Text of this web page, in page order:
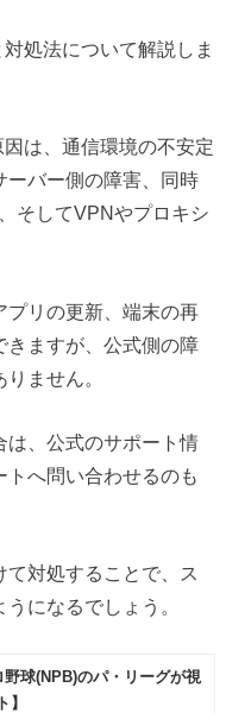
処法について解説しま
は、通信環境の不安定
ーバー側の障害、同時
そしてVPNやプロキシ
プリの更新、端末の再
きますが、公式側の障
ません。
は、公式のサポート情
へ問い合わせるのも
て対処することで、ス
になるでしょう。
球(NPB)のパ・リーグが視